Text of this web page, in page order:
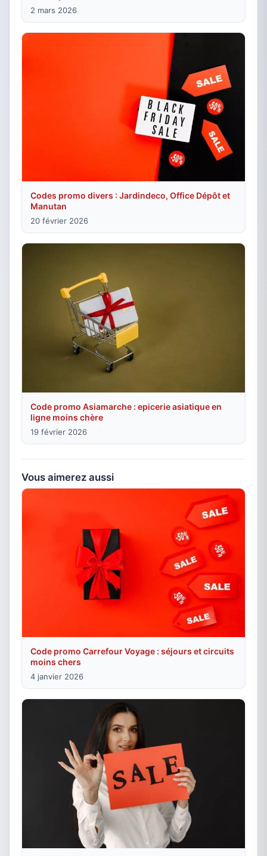
2 mars 2026
Codes promo divers : Jardindeco, Office Dépôt et
Manutan
20 février 2026
Code promo Asiamarche : epicerie asiatique en
ligne moins chère
19 février 2026
Vous aimerez aussi
Code promo Carrefour Voyage : séjours et circuits
moins chers
4 janvier 2026